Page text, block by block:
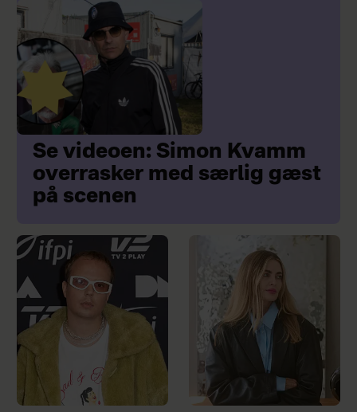
Se videoen: Simon Kvamm
overrasker med særlig gæst
på scenen